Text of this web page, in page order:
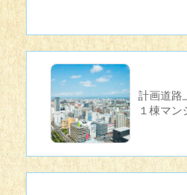
計画道路
１棟マ